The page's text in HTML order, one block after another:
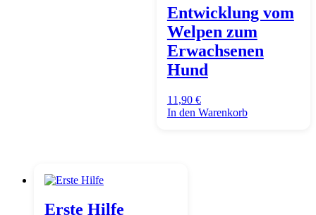
Entwicklung vom
Welpen zum
Erwachsenen
Hund
11,90 €
In den Warenkorb
Erste Hilfe